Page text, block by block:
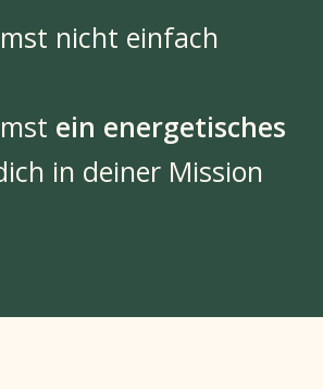
nicht einfach
ein energetisches
in deiner Mission